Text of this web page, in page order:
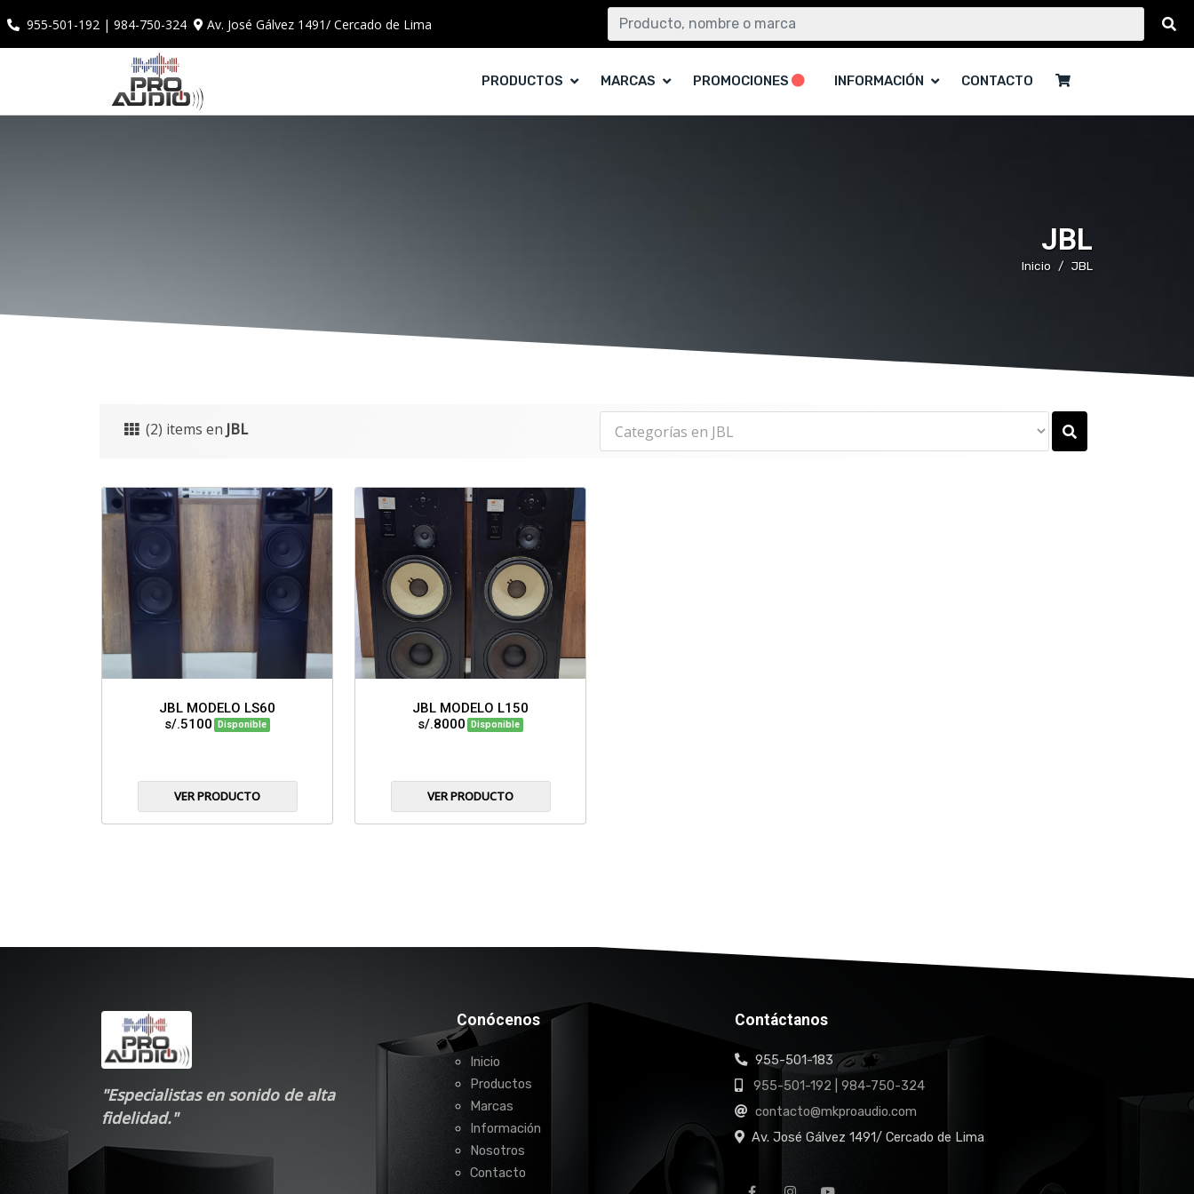
955-501-192 | 984-750-324 Av. José Gálvez 1491/ Cercado de Lima
PRODUCTOS MARCAS PROMOCIONES INFORMACIÓN CONTACTO
JBL
Inicio JBL
(2) items en JBL
JBL MODELO LS60
s/.5100
Disponible
VER PRODUCTO
JBL MODELO L150
s/.8000
Disponible
VER PRODUCTO
"Especialistas en sonido de alta
fidelidad."
Conócenos
Inicio
Productos
Marcas
Información
Nosotros
Contacto
Contáctanos
955-501-183
955-501-192 | 984-750-324
contacto@mkproaudio.com
Av. José Gálvez 1491/ Cercado de Lima